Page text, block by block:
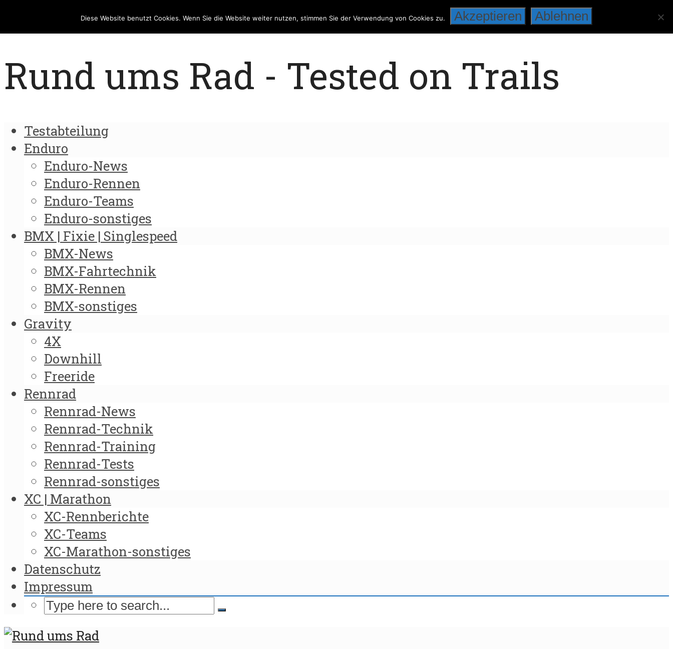
Rund ums Rad - Tested on Trails
Testabteilung
Enduro
Enduro-News
Enduro-Rennen
Enduro-Teams
Enduro-sonstiges
BMX | Fixie | Singlespeed
BMX-News
BMX-Fahrtechnik
BMX-Rennen
BMX-sonstiges
Gravity
4X
Downhill
Freeride
Rennrad
Rennrad-News
Rennrad-Technik
Rennrad-Training
Rennrad-Tests
Rennrad-sonstiges
XC | Marathon
XC-Rennberichte
XC-Teams
XC-Marathon-sonstiges
Datenschutz
Impressum
Diese Website benutzt Cookies. Wenn Sie die Website weiter nutzen, stimmen Sie der Verwendung von Cookies zu. Akzeptieren Ablehnen